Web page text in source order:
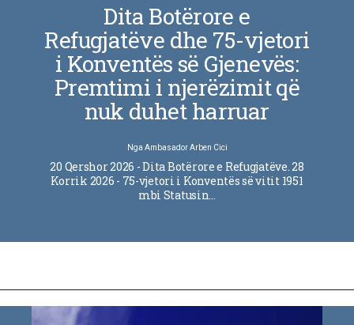
Dita Botërore e
Refugjatëve dhe 75-vjetori
i Konventës së Gjenevës:
Premtimi i njerëzimit që
nuk duhet harruar
Nga Ambasador Arben Cici
20 Qershor 2026 - Dita Botërore e Refugjatëve. 28
Korrik 2026 - 75-vjetori i Konventës së vitit 1951
mbi Statusin…